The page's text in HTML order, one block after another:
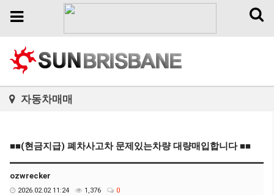
Toggle
Toggle
자동차매매
■■(현금지급) 폐차사고차 문제있는차량 대량매입합니다 ■■
ozwrecker
2026.02.02 11:24 1,376 0